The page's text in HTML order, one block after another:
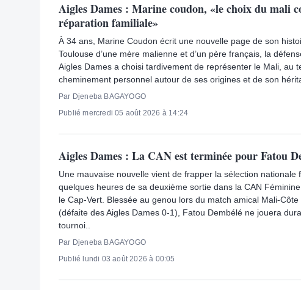
Aigles Dames : Marine coudon, «le choix du mali
réparation familiale»
À 34 ans, Marine Coudon écrit une nouvelle page de son
Toulouse d’une mère malienne et d’un père français, la
Aigles Dames a choisi tardivement de représenter le Mali, au
cheminement personnel autour de ses origines et de son
Par Djeneba BAGAYOGO
Publié mercredi 05 août 2026 à 14:24
Aigles Dames : La CAN est terminée pour Fatou
Une mauvaise nouvelle vient de frapper la sélection nationale
quelques heures de sa deuxième sortie dans la CAN
le Cap-Vert. Blessée au genou lors du match amical Mali-
(défaite des Aigles Dames 0-1), Fatou Dembélé ne jouera
tournoi..
Par Djeneba BAGAYOGO
Publié lundi 03 août 2026 à 00:05